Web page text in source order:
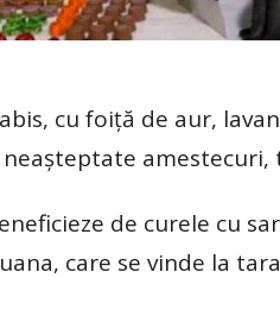
cu foiță de aur,
neașteptate
de curele cu
care se vinde la